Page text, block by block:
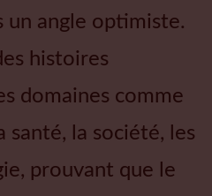
un angle optimiste.
histoires
domaines comme
santé, la société, les
prouvant que le